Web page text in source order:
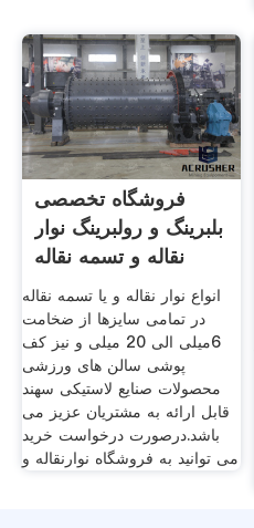
فروشگاه تخصصی
بلبرینگ و رولبرینگ نوار
نقاله و تسمه نقاله
انواع نوار نقاله و یا تسمه نقاله
در تمامی سایزها از ضخامت
6میلی الی 20 میلی و نیز کف
پوشی سالن های ورزشی
محصولات صنایع لاستیکی سهند
قابل ارائه به مشتریان عزیز می
باشد.درصورت درخواست خرید
می توانید به فروشگاه نوارنقاله و